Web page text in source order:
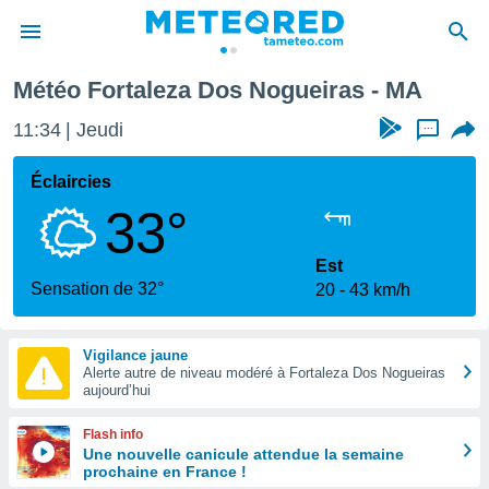
de
Météo Fortaleza Dos Nogueiras - MA
11:34 Jeudi ...
Éclaircies
33°
Sensation de 32°
Est
20
43 km/h
Vigilance jaune
Alerte autre de niveau modéré à Fortaleza Dos Nogueiras
aujourd’hui
Flash info
Une nouvelle canicule attendue la semaine
prochaine en France !